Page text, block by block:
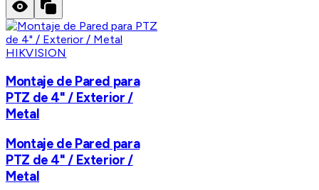
HIKVISION
Montaje de Pared para
PTZ de 4" / Exterior /
Metal
Montaje de Pared para
PTZ de 4" / Exterior /
Metal